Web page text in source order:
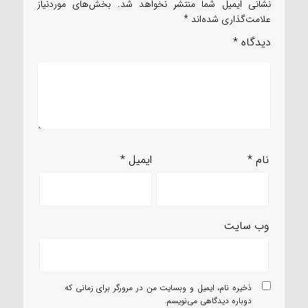
نشانی ایمیل شما منتشر نخواهد شد. بخش‌های موردنیاز
علامت‌گذاری شده‌اند *
دیدگاه *
نام* ایمیل*
وب‌ سایت
ذخیره نام، ایمیل و وبسایت من در مرورگر برای زمانی که
دوباره دیدگاهی می‌نویسم.